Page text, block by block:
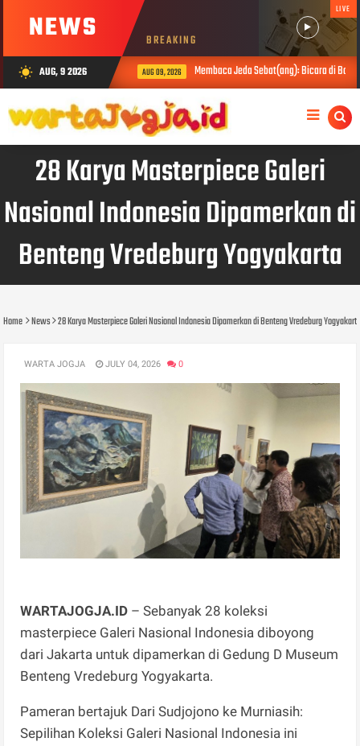
NEWS BREAKING
LIVE
wb_sunny AUG, 9 2026 AUG 09, 2026 Membaca Jeda Sebat(ang): Bicara di Balik Asap
28 Karya Masterpiece Galeri
Nasional Indonesia Dipamerkan di
Benteng Vredeburg Yogyakarta
Home News 28 Karya Masterpiece Galeri Nasional Indonesia Dipamerkan di Benteng Vredeburg
WARTA JOGJA JULY 04, 2026 0
WARTAJOGJA.ID – Sebanyak 28 koleksi
masterpiece Galeri Nasional Indonesia diboyong
dari Jakarta untuk dipamerkan di Gedung D Museum
Benteng Vredeburg Yogyakarta.
Pameran bertajuk Dari Sudjojono ke Murniasih:
Sepilihan Koleksi Galeri Nasional Indonesia ini